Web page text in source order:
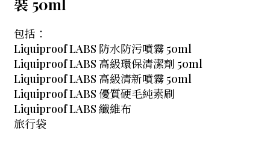
裝 50ml
包括：
Liquiproof LABS 防水防污噴霧 50ml
Liquiproof LABS 高級環保清潔劑 50ml
Liquiproof LABS 高級清新噴霧 50ml
Liquiproof LABS 優質硬毛純素刷
Liquiproof LABS 纖維布
旅行袋